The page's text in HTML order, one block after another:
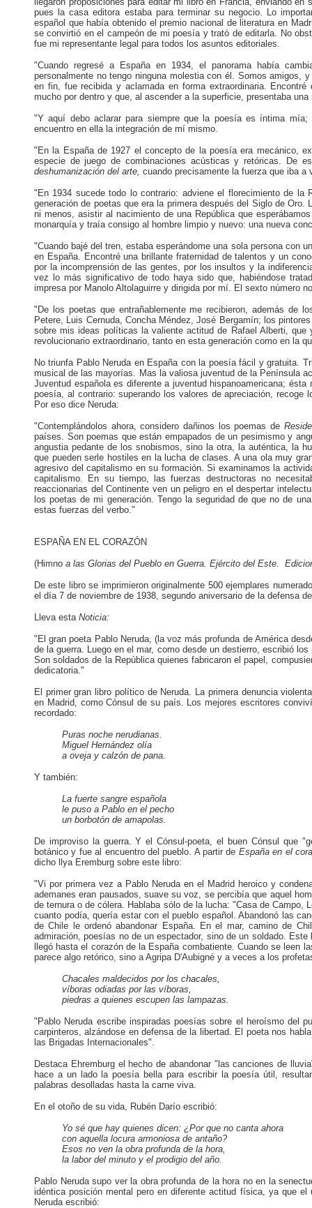
pues la casa editora estaba para terminar su negocio. Lo
español que había obtenido el premio nacional de literatura en
se convirtió en el campeón de mi poesía y trató de editarla. No
fue mi representante legal para todos los asuntos editoriales.
"Cuando regresé a España en 1934, el panorama había
personalmente no tengo ninguna molestia con él. Somos
en fin, fue recibida y aclamada en forma extraordinaria.
mucho por dentro y que, al ascender a la superficie, presentaba
"Y aquí debo aclarar para siempre que la poesía es íntima
encuentro en ella la integración de mí mismo.
"En la España de 1927 el concepto de la poesía era mecánico,
especie de juego de combinaciones acústicas y retóricas. De
deshumanización del arte, cuando precisamente la fuerza que iba a
"En 1934 sucede todo lo contrario: adviene el florecimiento de
generación de poetas que era la primera después del Siglo de
ni menos, asistir al nacimiento de una República que
monarquía y traía consigo al hombre limpio y nuevo: una nueva
"Cuando bajé del tren, estaba esperándome una sola persona con
en España. Encontré una brillante fraternidad de talentos y un
por la incomprensión de las gentes, por los insultos y la
vez lo más significativo de todo haya sido que, habiéndose
impresa por Manolo Altolaguirre y dirigida por mí. El sexto número
"De los poetas que entrañablemente me recibieron, además de
Petere, Luis Cernuda, Concha Méndez, José Bergamín; los
sobre mis ideas políticas la valiente actitud de Rafael Alberti,
revolucionario extraordinario, tanto en esta generación como en la
No triunfa Pablo Neruda en España con la poesía fácil y gratuita.
musical de las mayorías. Mas la valiosa juventud de la Península
Juventud española es diferente a juventud hispanoamericana;
poesía, al contrario: superando los valores de apreciación,
Por eso dice Neruda:
"Contemplándolos ahora, considero dañinos los poemas de
países. Son poemas que están empapados de un pesimismo y
angustia pedante de los snobismos, sino la otra, la auténtica, la
que pueden serle hostiles en la lucha de clases. A una ola muy
agresivo del capitalismo en su formación. Si examinamos la
capitalismo. En su tiempo, las fuerzas destructoras no
reaccionarias del Continente ven un peligro en el despertar
los poetas de mi generación. Tengo la seguridad de que no de
estas fuerzas del verbo."
ESPAÑA EN EL CORAZÓN
(Himno a las Glorias del Pueblo en Guerra. Ejército del Este.
De este libro se imprimieron originalmente 500 ejemplares
el día 7 de noviembre de 1938, segundo aniversario de la defensa
Lleva esta Noticia:
"El gran poeta Pablo Neruda, (la voz más profunda de América
de la guerra. Luego en el mar, como desde un destierro, escribió
Son soldados de la República quienes fabricaron el papel,
dedicatoria."
El primer gran libro político de Neruda. La primera denuncia
en Madrid, como Cónsul de su país. Los mejores escritores
recordado:
Puras noche nerudianas.
Miguel Hernández olía
a oveja y calzón de pana.
Y también:
La fuerte sangre española
le puso a Pablo en el pecho
un borbotón de amapolas.
De improviso la guerra. Y el Cónsul-poeta, el buen Cónsul que
botánico y fue al encuentro del pueblo. A partir de España en el
dicho llya Eremburg sobre este libro:
"Vi por primera vez a Pablo Neruda en el Madrid heroico y
ademanes eran pausados, suave su voz, se percibía que aquel
de ternura o de cólera. Hablaba sólo de la lucha: "Casa de
cuanto podía, quería estar con el pueblo español. Abandonó las
de Chile le ordenó abandonar España. En el mar, camino de
admiración, poesías no de un espectador, sino de un soldado.
llegó hasta el corazón de la España combatiente. Cuando se
parece algo retórico, sino a Agripa D'Aubigné y a veces a los
Chacales maldecidos por los chacales,
víboras odiadas por las víboras,
piedras a quienes escupen las lampazas.
"Pablo Neruda escribe inspiradas poesías sobre el heroísmo del
carpinteros, alzándose en defensa de la libertad. El poeta nos
las Brigadas Internacionales".
Destaca Ehremburg el hecho de abandonar "las canciones de
hace a un lado la poesía bella para escribir la poesía útil,
palabras desolladas hasta la carne viva.
En el otoño de su vida, Rubén Darío escribió:
Yo sé que hay quienes dicen: ¿Por que no canta ahora
con aquella locura armoniosa de antaño?
Esos no ven la obra profunda de la hora,
la labor del minuto y el prodigio del año.
Pablo Neruda supo ver la obra profunda de la hora no en la
idéntica posición mental pero en diferente actitud física, ya que
Neruda escribió: